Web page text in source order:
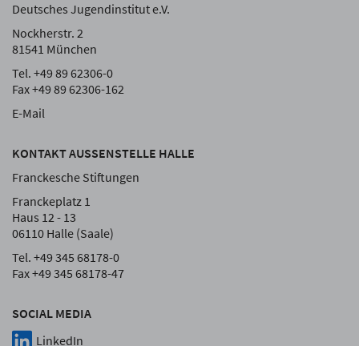
SOCIAL MEDIA
LinkedIn
Deutsches Jugendinstitut e.V.
Nockherstr. 2
81541 München
Tel. +49 89 62306-0
Fax +49 89 62306-162
E-Mail
KONTAKT AUSSENSTELLE HALLE
Franckesche Stiftungen
Franckeplatz 1
Haus 12 - 13
06110 Halle (Saale)
Tel. +49 345 68178-0
Fax +49 345 68178-47